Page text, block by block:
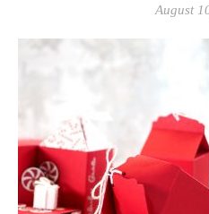
August